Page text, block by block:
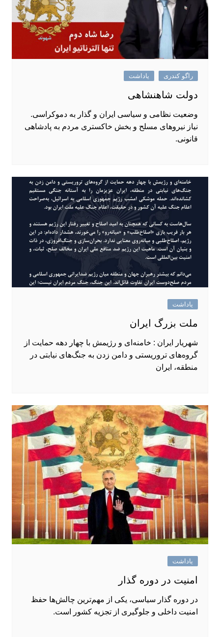
راگو کندری یاداشت
دولت شاهنشاهی
وضعیت نظامی و سیاسی ایران و گذار به دموکراسی.
نیاز نیروهای مسلح و بخش خاکستری مردم به پادشاهی
قانونی.
یاداشت
ملت بزرگ ایران
شهریار ایران : خامنه‌ای و رژیمش با چهار دهه حمایت از
گروه‌های تروریستی و دامن زدن به جنگ‌های نیابتی در
منطقه، ایران
یاداشت
امنیت در دوره‌ گذار
در دوره‌ گذار سیاسی، یکی از مهم‌ترین چالش‌ها حفظ
امنیت داخلی و جلوگیری از تجزیه کشور است.